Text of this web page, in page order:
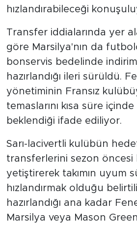
hızlandırabileceği
Transfer iddialarında yer
göre Marsilya'nın da
bonservis bedelinde
hazırlandığı ileri sürüldü.
yönetiminin Fransız
temaslarını kısa süre içinde
beklendiği ifade ediliyor.
Sarı-lacivertli kulübün
transferlerini sezon öncesi
yetiştirerek takımın uyum
hızlandırmak olduğu
hazırlandığı ana kadar
Marsilya veya Mason